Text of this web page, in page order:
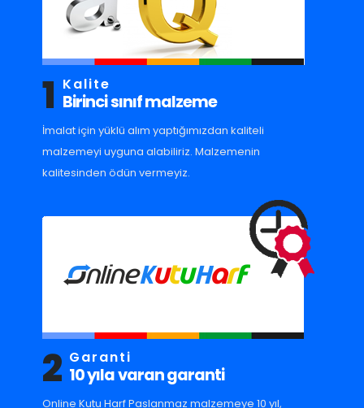
1 Kalite
Birinci sınıf malzeme
İmalat için yüklü alım yaptığımızdan kaliteli
malzemeyi uyguna alabiliriz. Malzemenin
kalitesinden ödün vermeyiz.
2 Garanti
10 yıla varan garanti
Online Kutu Harf Paslanmaz malzemeye 10 yıl,